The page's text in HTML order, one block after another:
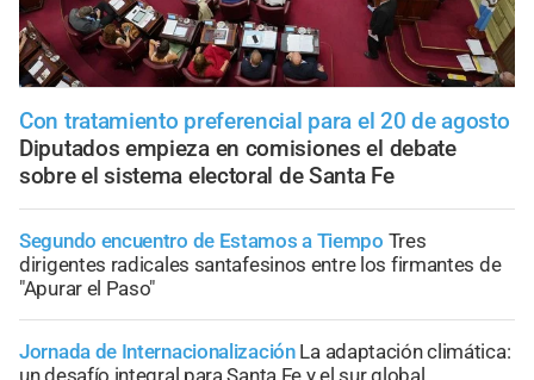
Con tratamiento preferencial para el 20 de agosto
Diputados empieza en comisiones el debate
sobre el sistema electoral de Santa Fe
Segundo encuentro de Estamos a Tiempo Tres
dirigentes radicales santafesinos entre los firmantes de
"Apurar el Paso"
Jornada de Internacionalización La adaptación climática: